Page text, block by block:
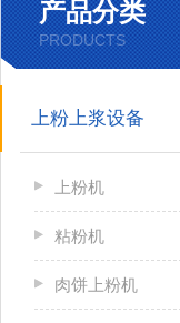
产品分类
PRODUCTS
上粉上浆设备
上粉机
粘粉机
肉饼上粉机